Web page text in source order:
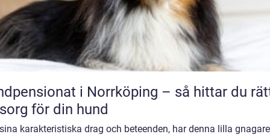
i Norrköping – så hittar du
för din hund
karakteristiska drag och beteenden, har denna lilla gnagare